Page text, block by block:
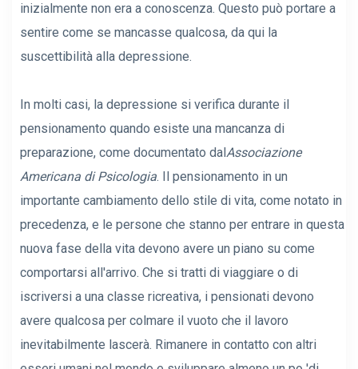
inizialmente non era a conoscenza. Questo può portare a
sentire come se mancasse qualcosa, da qui la
suscettibilità alla depressione.
In molti casi, la depressione si verifica durante il
pensionamento quando esiste una mancanza di
preparazione, come documentato dalAssociazione
Americana di Psicologia. Il pensionamento in un
importante cambiamento dello stile di vita, come notato in
precedenza, e le persone che stanno per entrare in questa
nuova fase della vita devono avere un piano su come
comportarsi all'arrivo. Che si tratti di viaggiare o di
iscriversi a una classe ricreativa, i pensionati devono
avere qualcosa per colmare il vuoto che il lavoro
inevitabilmente lascerà. Rimanere in contatto con altri